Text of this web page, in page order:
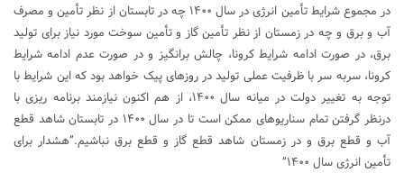
در مجموع شرایط تأمین انرژی در سال ۱۴۰۰ چه در تابستان از نظر تأمین و مصرف
آب و برق و چه در زمستان از نظر تأمین گاز و تأمین سوخت مورد نیاز برای تولید
برق، در صورت ادامه شرایط کرونا، چالش برانگیز و در صورت عدم ادامه شرایط
کرونا، سربه سر با ظرفیت عملی تولید در روزهای پیک خواهد بود که این شرایط با
توجه به تغییر دولت در میانه سال ۱۴۰۰، از هم اکنون نیازمند برنامه ریزی با
درنظر گرفتن تمام سناریوهای ممکن است تا در سال ۱۴۰۰ در تابستان شاهد قطع
آب و قطع برق و در زمستان شاهد قطع گاز و قطع برق نباشیم.”هشدار برای
تأمین انرژی سال ۱۴۰۰”